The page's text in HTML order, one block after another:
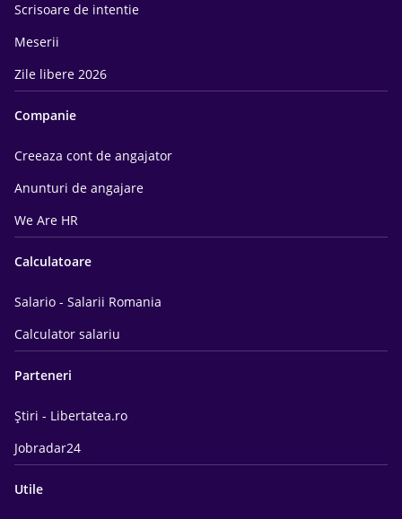
Scrisoare de intentie
Meserii
Zile libere 2026
Companie
Creeaza cont de angajator
Anunturi de angajare
We Are HR
Calculatoare
Salario - Salarii Romania
Calculator salariu
Parteneri
Știri - Libertatea.ro
Jobradar24
Utile